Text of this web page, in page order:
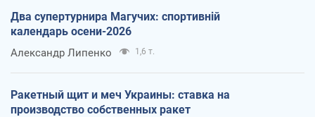
Два супертурнира Магучих: спортивній
календарь осени-2026
Александр Липенко 1,6 т.
Ракетный щит и меч Украины: ставка на
производство собственных ракет